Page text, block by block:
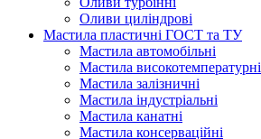
Оливи циліндрові
Мастила пластичні ГОСТ та ТУ
Мастила автомобільні
Мастила високотемпературні
Мастила залізничні
Мастила індустріальні
Мастила канатні
Мастила консерваційні